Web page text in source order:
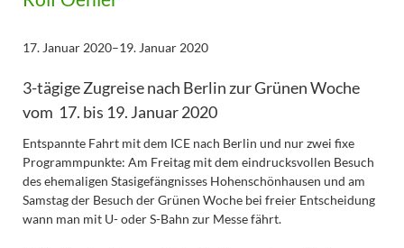
17. Januar 2020–19. Januar 2020
3-tägige Zugreise nach Berlin zur Grünen Woche
vom 17. bis 19. Januar 2020
Entspannte Fahrt mit dem ICE nach Berlin und nur zwei fixe
Programmpunkte: Am Freitag mit dem eindrucksvollen Besuch
des ehemaligen Stasigefängnisses Hohenschönhausen und am
Samstag der Besuch der Grünen Woche bei freier Entscheidung
wann man mit U- oder S-Bahn zur Messe fährt.